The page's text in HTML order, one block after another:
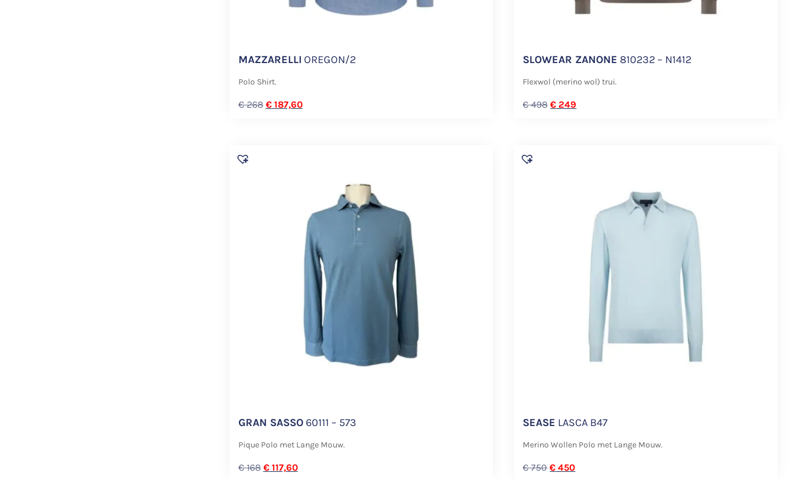
MAZZARELLI OREGON/2
Polo Shirt.
€268 €187,60
SLOWEAR ZANONE 810232 – N1412
Flexwol (merino wol) trui.
€498 € 249
GRAN SASSO60111 – 573
Pique Polo met Lange Mouw.
€168 €117,60
SEASE LASCA B47
Merino Wollen Polo met Lange Mouw.
€750 € 450